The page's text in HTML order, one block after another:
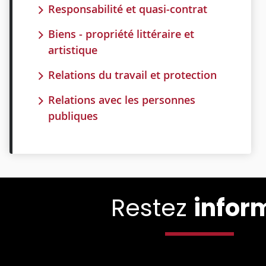
Responsabilité et quasi-contrat
Biens - propriété littéraire et
artistique
Relations du travail et protection
Relations avec les personnes
publiques
Restez